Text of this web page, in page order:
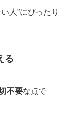
人”にぴったり
る
不要な点で